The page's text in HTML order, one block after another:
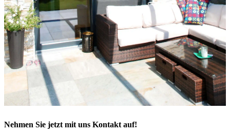
Nehmen Sie jetzt mit uns Kontakt auf!